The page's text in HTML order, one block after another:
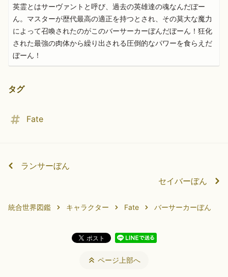
英霊とはサーヴァントと呼び、過去の英雄達の魂なんだぼー
ん。マスターが歴代最高の適正を持つとされ、その莫大な魔力
によって召喚されたのがこのバーサーカーぼんだぼーん！狂化
された最強の肉体から繰り出される圧倒的なパワーを食らえだ
ぼーん！
タグ
Fate
ランサーぼん
セイバーぼん
統合世界図鑑 キャラクター Fate バーサーカーぼん
ページ上部へ